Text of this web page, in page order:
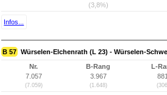
(3,8%)
Infos...
B 57 Würselen-Elchenrath (L 23) - Würselen-
Nr.
7.057
(7.059)
B-Rang
3.967
(1.648)
L-
881